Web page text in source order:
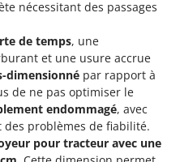
nécessitant des passages
de temps, une
et une usure accrue
dimensionné par rapport à
de ne pas optimiser le
endommagé, avec
des problèmes de fiabilité.
pour tracteur avec une